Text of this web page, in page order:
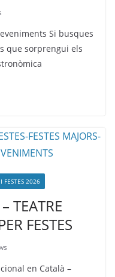
Si busques
que sorprengui els
FESTES 2026
TEATRE
FESTES
en Català –